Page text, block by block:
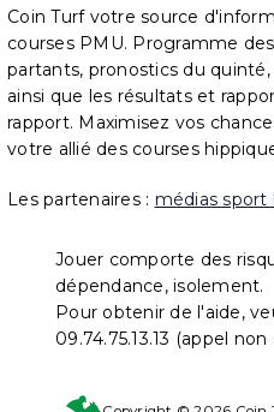
Coin Turf votre source
courses PMU. Programme
partants, pronostics du
ainsi que les résultats et
rapport. Maximisez vos
votre allié des courses
Les partenaires : médias sport
Jouer comporte des
dépendance, isolement.
Pour obtenir de l'aide,
09.74.75.13.13 (appel non